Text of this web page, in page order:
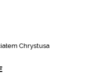
Chrystusa